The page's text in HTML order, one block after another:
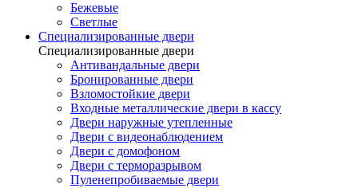
Бежевые
Светлые
Специализированные двери
Специализированные двери
Антивандальные двери
Бронированные двери
Взломостойкие двери
Входные металлические двери в кассу
Двери наружные утепленные
Двери с видеонаблюдением
Двери с домофоном
Двери с терморазрывом
Пуленепробиваемые двери